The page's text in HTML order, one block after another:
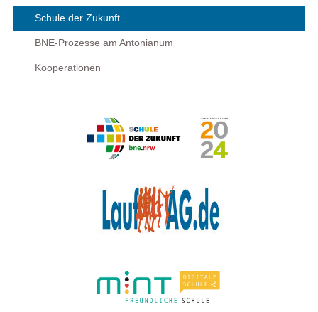
Schule der Zukunft
BNE-Prozesse am Antonianum
Kooperationen